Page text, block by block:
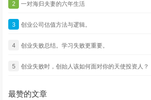
2 一对海归夫妻的六年生活
3 创业公司估值方法与逻辑。
4 创业失败总结。学习失败更重要。
5 创业失败时，创始人该如何面对你的天使投资人？
最赞的文章